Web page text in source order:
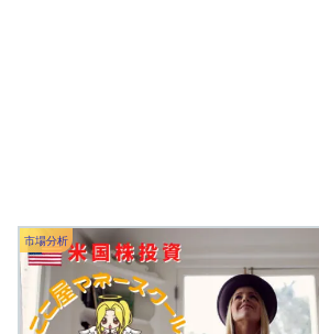
市場分析